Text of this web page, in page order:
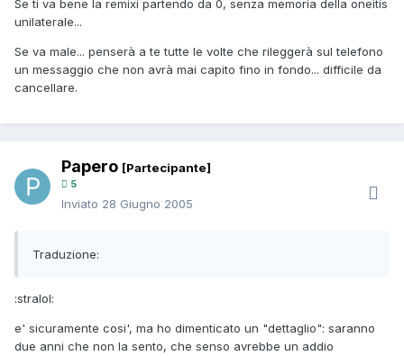
Se ti va bene la remixi partendo da 0, senza memoria della oneitis
unilaterale...
Se va male... penserà a te tutte le volte che rileggerà sul telefono
un messaggio che non avrà mai capito fino in fondo... difficile da
cancellare.
Papero [Partecipante]
5
Inviato 28 Giugno 2005
Traduzione:
:stralol:
e' sicuramente cosi', ma ho dimenticato un "dettaglio": saranno
due anni che non la sento, che senso avrebbe un addio